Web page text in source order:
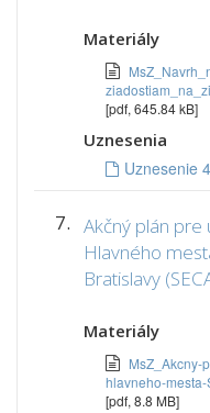
Materiály
[pdf, 645.84 kB]
Uznesenia
Uznesenie
7. Akčný plán pre
Hlavného
Bratislavy
Materiály
MsZ_Akcny-
hlavneho-
[pdf, 8.8 MB]